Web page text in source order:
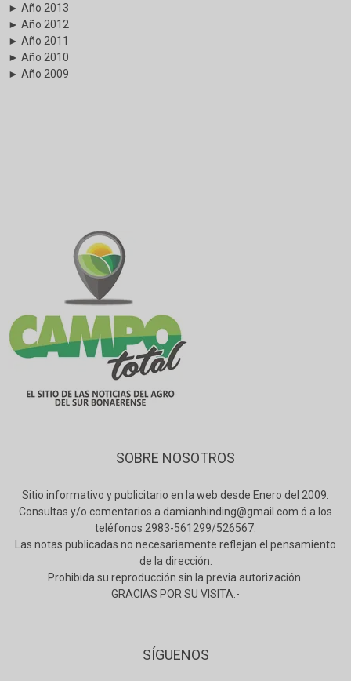
► Año 2013
► Año 2012
► Año 2011
► Año 2010
► Año 2009
SOBRE NOSOTROS
Sitio informativo y publicitario en la web desde Enero del 2009.
Consultas y/o comentarios a damianhinding@gmail.com ó a los
teléfonos 2983-561299/526567.
Las notas publicadas no necesariamente reflejan el pensamiento
de la dirección.
Prohibida su reproducción sin la previa autorización.
GRACIAS POR SU VISITA.-
SÍGUENOS